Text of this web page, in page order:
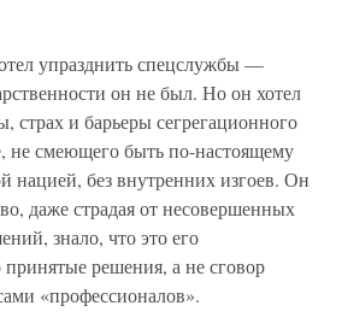
упразднить спецслужбы —
он не был. Но он хотел
страх и барьеры сегрегационного
не смеющего быть по-настоящему
нацией, без внутренних изгоев. Он
даже страдая от несовершенных
знало, что это его
принятые решения, а не сговор
«профессионалов».